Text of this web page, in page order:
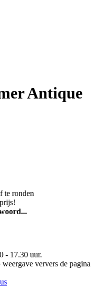
Antique
te ronden
- 17.30 uur.
ververs de pagina